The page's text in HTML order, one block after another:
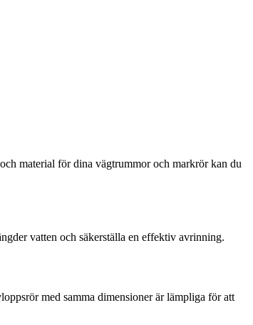
material för dina vägtrummor och markrör kan du
vatten och säkerställa en effektiv avrinning.
med samma dimensioner är lämpliga för att